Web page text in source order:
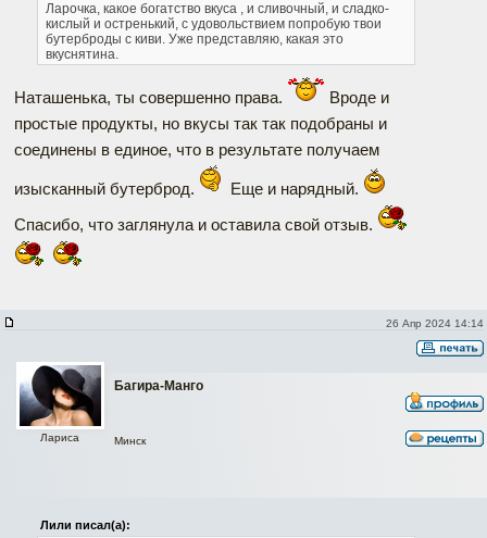
Ларочка, какое богатство вкуса , и сливочный, и сладко-
кислый и остренький, с удовольствием попробую твои
бутерброды с киви. Уже представляю, какая это
вкуснятина.
Наташенька, ты совершенно права.
Вроде и
простые продукты, но вкусы так так подобраны и
соединены в единое, что в результате получаем
изысканный бутерброд.
Еще и нарядный.
Спасибо, что заглянула и оставила свой отзыв.
26 Апр 2024 14:14
Багира-Манго
Лариса Минск
Лили писал(а):